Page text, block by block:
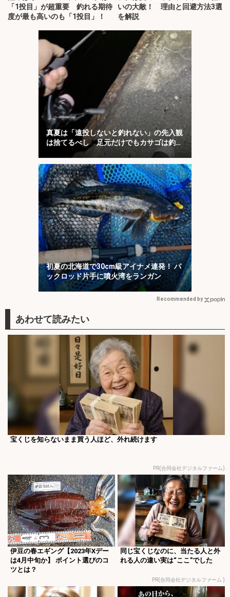
「1投目」が超重要 釣れる期待
度が最も高いのも「1投目」！
いの大敵！ 理由と回避方法3選
を解説
真夏は「遠投しないと釣れない」の先入観
は捨てるべし 足元だけでもカサゴは釣れ
初夏の北海道で30cm級アイナメ連発！ パ
ックロッド片手に噴火湾をランガン
Recommended by
宝くじを知らないまま買う人ほど、外れ続けます
PR(合同会社デジタルファーム)
伊豆の春エギング【2023年Xデー
は4月中旬か】 ポイント選びのコ
ツとは？
同じ宝くじなのに、当たる人と外
れる人の違い実は“ここ”でした
PR(合同会社デジタルファーム )